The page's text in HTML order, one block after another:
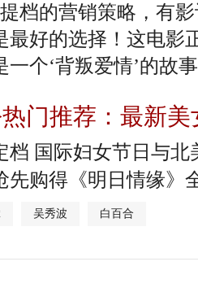
的营销策略，有影
好的选择！这电影
个‘背叛爱情’的故
门推荐：最新美
档 国际妇女节日与北
先购得《明日情缘》
吴秀波 白百合